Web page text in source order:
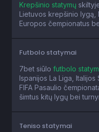
Krepšinio statymų
Lietuvos krepšinio lygą,
Europos čempionatus
Futbolo statymai
7bet siūlo futbolo
Ispanijos La Liga, Italijos
FIFA Pasaulio
šimtus kitų lygų bei
Teniso statymai